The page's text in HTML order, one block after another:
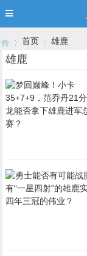
›
首页 雄鹿
雄鹿